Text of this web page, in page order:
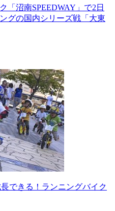
「沼南SPEEDWAY」で2日
グの国内シリーズ戦「大東
できる！ランニングバイク